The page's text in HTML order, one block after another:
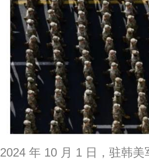
2024 年 10 月 1 日，驻韩